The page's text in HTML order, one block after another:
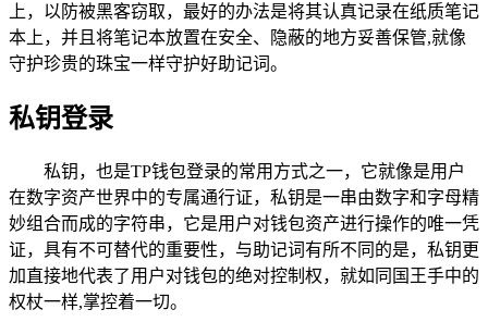
上，以防被黑客窃取，最好的办法是将其认真记录在纸质笔记
本上，并且将笔记本放置在安全、隐蔽的地方妥善保管,就像
守护珍贵的珠宝一样守护好助记词。
私钥登录
私钥，也是TP钱包登录的常用方式之一，它就像是用户
在数字资产世界中的专属通行证，私钥是一串由数字和字母精
妙组合而成的字符串，它是用户对钱包资产进行操作的唯一凭
证，具有不可替代的重要性，与助记词有所不同的是，私钥更
加直接地代表了用户对钱包的绝对控制权，就如同国王手中的
权杖一样,掌控着一切。